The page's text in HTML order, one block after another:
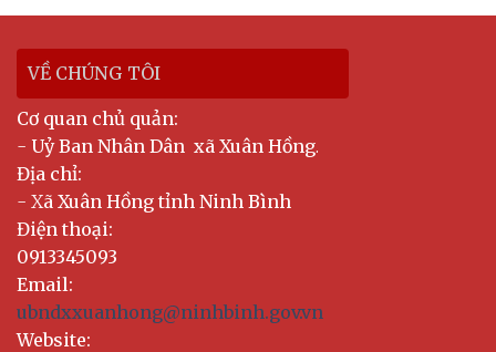
VỀ CHÚNG TÔI
Cơ quan chủ quản:
- Uỷ Ban Nhân Dân xã Xuân Hồng.
Địa chỉ:
- Xã Xuân Hồng tỉnh Ninh Bình
Điện thoại:
0913345093
Email:
ubndxxuanhong@ninhbinh.gov.vn
Website: